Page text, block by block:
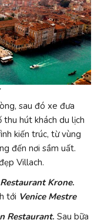
sau đó xe đưa
thu hút khách du lịch
kiến trúc, từ vùng
đến nơi sầm uất.
Villach.
Krone.
tới Venice Mestre
Restaurant. Sau bữa